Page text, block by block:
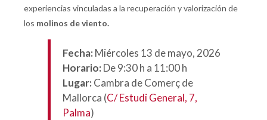
experiencias vinculadas a la recuperación y valorización de
los molinos de viento.
Fecha: Miércoles 13 de mayo, 2026
Horario: De 9:30 h a 11:00 h
Lugar: Cambra de Comerç de
Mallorca (C/ Estudi General, 7,
Palma)